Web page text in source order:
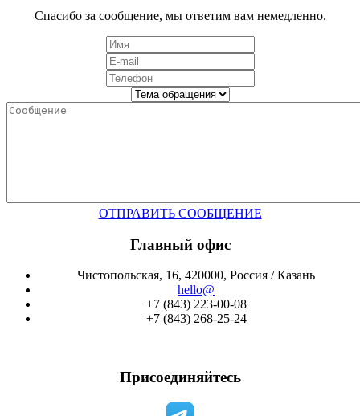
Спасибо за сообщение, мы ответим вам немедленно.
ОТПРАВИТЬ СООБЩЕНИЕ
Главный офис
Чистопольская, 16, 420000, Россия / Казань
hello@
+7 (843) 223-00-08
+7 (843) 268-25-24
Присоединяйтесь